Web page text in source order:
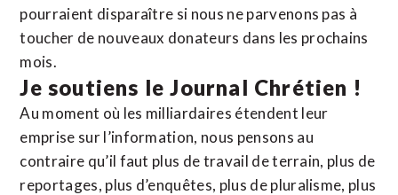
pourraient disparaître si nous ne parvenons pas à
toucher de nouveaux donateurs dans les prochains
mois.
Je soutiens le Journal Chrétien !
Au moment où les milliardaires étendent leur
emprise sur l’information, nous pensons au
contraire qu’il faut plus de travail de terrain, plus de
reportages, plus d’enquêtes, plus de pluralisme, plus